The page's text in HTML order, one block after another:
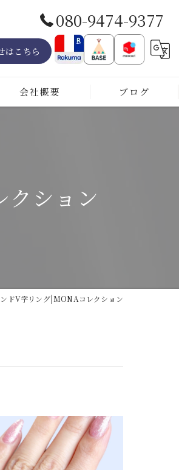
080-9474-9377
はこちら
会社概要 ブログ
ション
ドV字リング|MONAコレクション